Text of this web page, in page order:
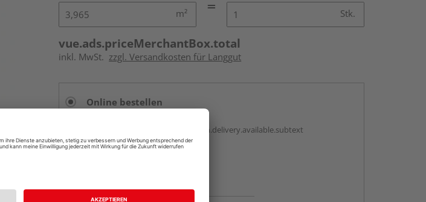
m² Stk.
vue.ads.priceMerchantBox.total
inkl. MwSt. zzgl. Versandkosten für Langgut
Online bestellen
vue.ads.priceMerchantBox.option.delivery.available.subtext